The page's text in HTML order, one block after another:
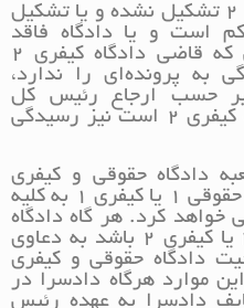
هر گاه در محلی دادگاه کیفری 2 تشکیل نشده و یا تشکیل
است و یا دادگاه فاقد
قاضی باشد و نیز در‌صورتی که قاضی دادگاه کیفری 2
به پرونده‌ای را ندارد،
1 می‌تواند بر حسب ارجاع رئیس کل
به‌پرونده‌هایی که در صلاحیت کیفری 2 است نیز رسیدگی
دادگاه حقوقی و کیفری
میسر نباشد یک شعبه دادگاه حقوقی 1 یا کیفری 1 به کلیه
خواهد کرد. هر گاه دادگاه
واحد از نوع دادگاه حقوقی 2 یا کیفری 2 باشد به دعاوی
دادگاه حقوقی و کیفری
موارد هرگاه دادسرا در
دادسرا به عهده رئیس